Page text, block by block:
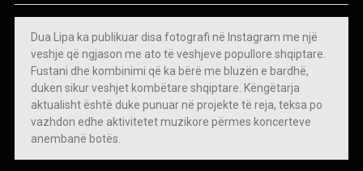
Dua Lipa ka publikuar disa fotografi në Instagram me një
veshje që ngjason me ato të veshjeve popullore shqiptare.
Fustani dhe kombinimi që ka bërë me bluzën e bardhë,
duken sikur veshjet kombëtare shqiptare. Këngëtarja
aktualisht është duke punuar në projekte të reja, teksa po
vazhdon edhe aktivitetet muzikore përmes koncerteve
anembanë botës.